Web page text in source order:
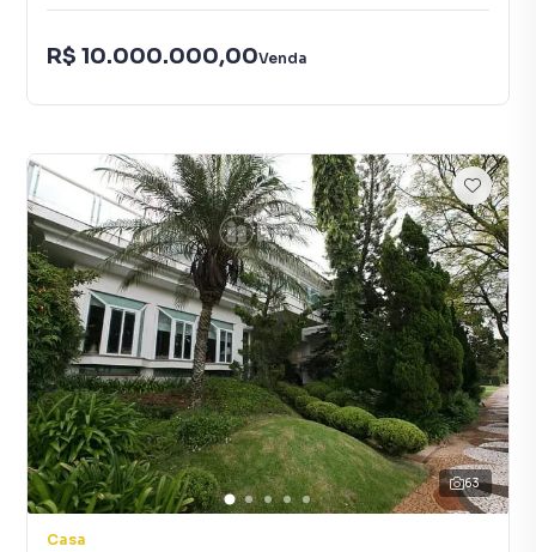
R$ 10.000.000,00Venda
63
Casa